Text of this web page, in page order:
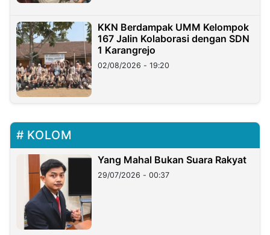
KKN Berdampak UMM Kelompok
167 Jalin Kolaborasi dengan SDN
1 Karangrejo
02/08/2026 - 19:20
KOLOM
Yang Mahal Bukan Suara Rakyat
29/07/2026 - 00:37